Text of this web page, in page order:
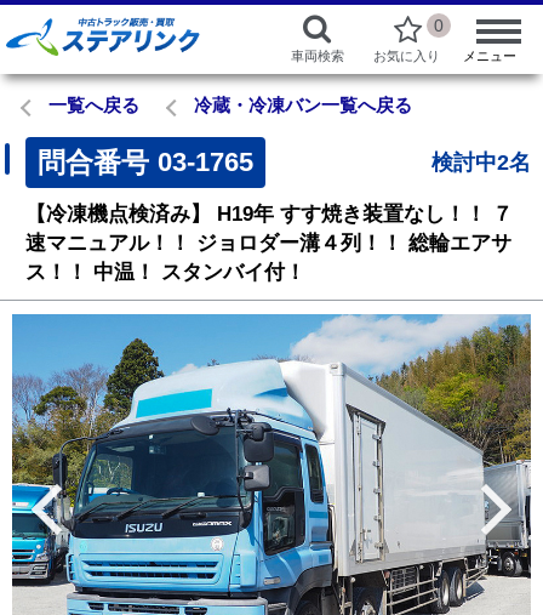
車両検索
0
お気に入り メニュー
一覧へ戻る 冷蔵・冷凍バン一覧へ戻る
問合番号 03-1765 検討中2名
【冷凍機点検済み】 H19年 すす焼き装置なし！！
７
速マニュアル！！
ジョロダー溝４列！！
総輪エアサ
ス！！
中温！ スタンバイ付！